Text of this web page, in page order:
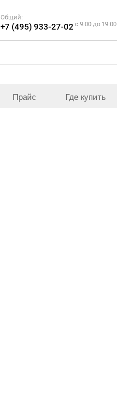
Общий:
+7 (495) 933-27-02 c 9:00 до 19:00
Прайс Где купить